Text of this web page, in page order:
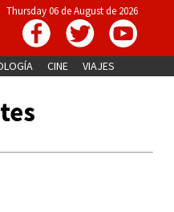
Thursday 06 de August de 2026
CINE VIAJES